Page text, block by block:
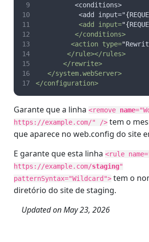
          <conditions>
           <add input="
{
           <add input=
"{
          </conditions>
         <action type=
"
        </rule></rules>
       </rewrite>
   </system.webServer>
</configuration>
Garante que a linha <remove name
https://example.com/" /> tem o
que aparece no web.config do site
E garante que esta linha <rule
https://example.com/staging"
patternSyntax="Wildcard"> tem o
diretório do site de staging.
Updated onMay 23, 2026